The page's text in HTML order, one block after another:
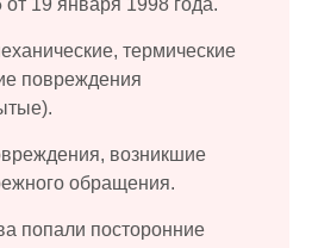
19 января 1998 года.
термические
повреждения
возникшие
обращения.
попали посторонние